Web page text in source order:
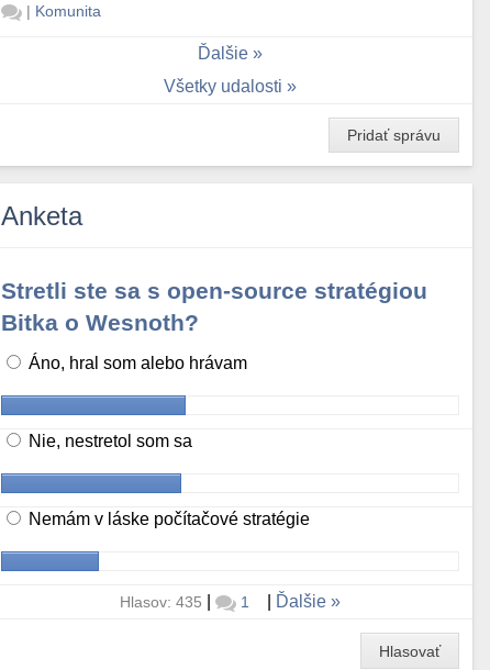
| Komunita
Ďalšie
Všetky udalosti
Pridať správu
Anketa
Stretli ste sa s open-source stratégiou
Bitka o Wesnoth?
Áno, hral som alebo hrávam
Nie, nestretol som sa
Nemám v láske počítačové stratégie
Hlasov: 435 | 1 Ďalšie
Hlasovať